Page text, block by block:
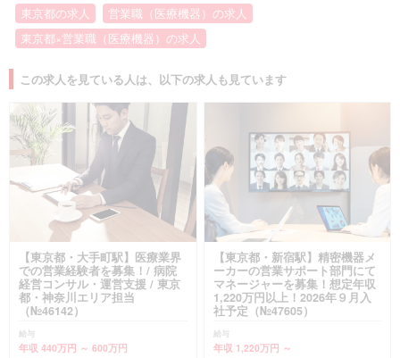
東京都の求人
営業職（医療機器）の求人
東京都×営業職（医療機器）の求人
この求人を見ている人は、以下の求人も見ています
【東京都・大手町駅】医療業界
での営業経験者を募集！/ 病院
経営コンサル・運営支援 / 東京
都・神奈川エリア担当
（№46142）
給与
年収 440万円 ～ 600万円
【東京都・新宿駅】精密機器メ
ーカーの営業サポート部門にて
マネージャーを募集！想定年収
1,220万円以上！2026年９月入
社予定（№47605）
給与
年収 1,220万円 ～